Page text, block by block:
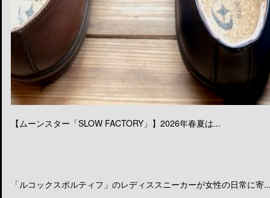
【ムーンスター「SLOW FACTORY」】2026年春夏は...
「ルコックスポルティフ」のレディススニーカーが女性の日常に寄